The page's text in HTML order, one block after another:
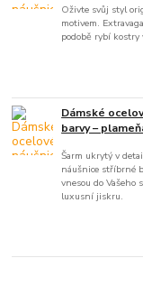
Oživte svůj styl
motivem.
podobě rybí
Dámské
barvy –
Šarm ukrytý v
náušnice stříbrné
vnesou do Vašeho
luxusní jiskru.